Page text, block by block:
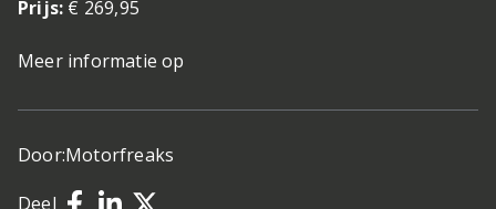
Prijs: € 269,95
Meer informatie op
Door:Motorfreaks
Deel